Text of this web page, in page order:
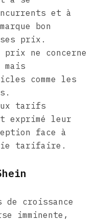
et à
bon
ses prix.
prix ne concerne
comme les
tarifs
exprimé leur
face à
tarifaire.
de croissance
imminente,